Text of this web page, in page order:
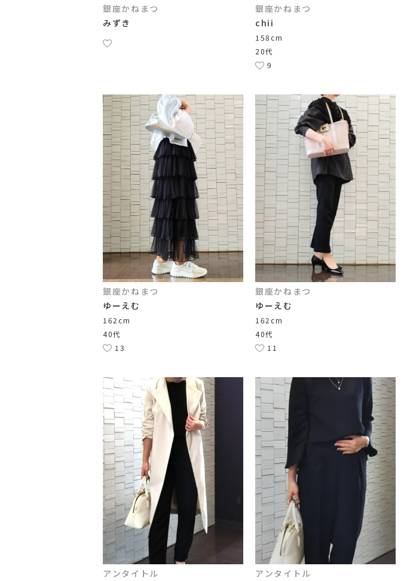
銀座かねまつ
みずき
銀座かねまつ
chii
158cm
20代
9
銀座かねまつ
ゆーえむ
162cm
40代
13
銀座かねまつ
ゆーえむ
162cm
40代
11
アンタイトル
アンタイトル